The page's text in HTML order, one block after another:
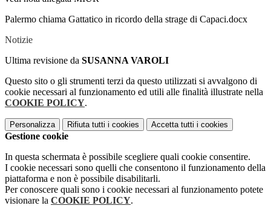
Palermo chiama Gattatico in ricordo della strage di Capaci.docx
Notizie
Ultima revisione da SUSANNA VAROLI
Questo sito o gli strumenti terzi da questo utilizzati si avvalgono di
cookie necessari al funzionamento ed utili alle finalità illustrate nella
COOKIE POLICY.
Personalizza Rifiuta tutti i cookies Accetta tutti i cookies
Gestione cookie
In questa schermata è possibile scegliere quali cookie consentire.
I cookie necessari sono quelli che consentono il funzionamento della
piattaforma e non è possibile disabilitarli.
Per conoscere quali sono i cookie necessari al funzionamento potete
visionare la COOKIE POLICY.